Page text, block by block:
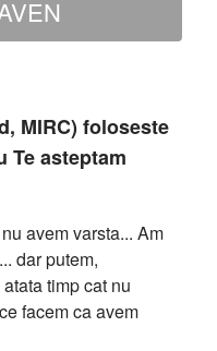
MIRC) foloseste
Te asteptam
avem varsta... Am
dar putem,
atata timp cat nu
facem ca avem